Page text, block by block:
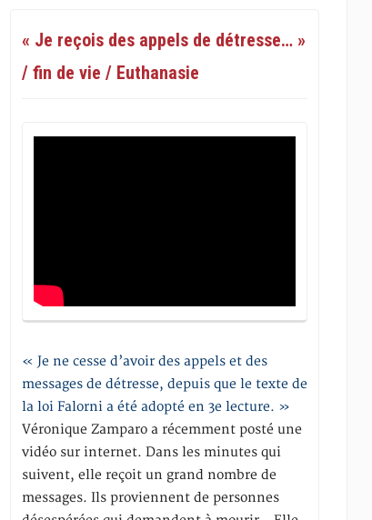
« Je reçois des appels de détresse… »
/ fin de vie / Euthanasie
« Je ne cesse d’avoir des appels et des
messages de détresse, depuis que le texte de
la loi Falorni a été adopté en 3e lecture. »
Véronique Zamparo a récemment posté une
vidéo sur internet. Dans les minutes qui
suivent, elle reçoit un grand nombre de
messages. Ils proviennent de personnes